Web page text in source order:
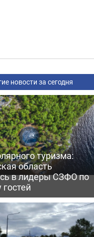
новости за сегодня
туризма:
область
в лидеры СЗФО по
гостей